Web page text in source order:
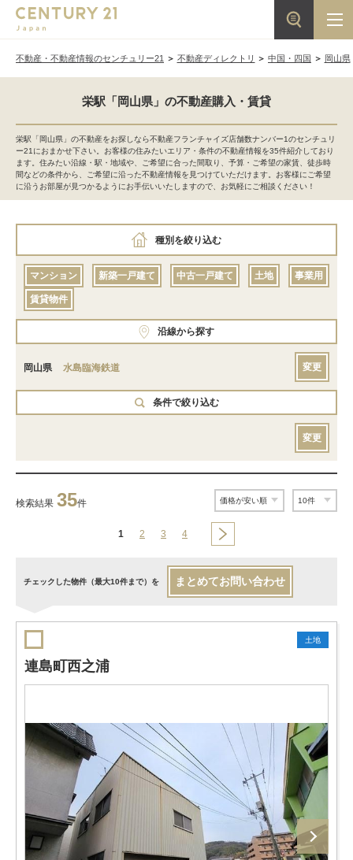
不動産・不動産情報のセンチュリー21 不動産ディレクトリ 中国・四国 岡山県
栄駅「岡山県」の不動産購入・賃貸
栄駅「岡山県」の不動産をお探しなら不動産フランチャイズ店舗数ナンバー1のセンチュリ
ー21におまかせ下さい。お客様の住みたいエリア・条件の不動産情報を35件紹介しており
ます。住みたい沿線・駅・地域や、ご希望に合った間取り、予算・ご希望の家賃、徒歩時
間などの条件から、ご希望に沿った不動産情報を見つけていただけます。お客様にご希望
に沿うお部屋が見つかるようにお手伝いいたしますので、お気軽にご相談ください！
種別を絞り込む
マンション 新築一戸建て 中古一戸建て 土地 事業用
賃貸物件
沿線から探す
岡山県 水島臨海鉄道 変更
条件で絞り込む
変更
検索結果 35件
1 2 3 4
チェックした物件（最大10件まで）を まとめてお問い合わせ
土地
連島町西之浦